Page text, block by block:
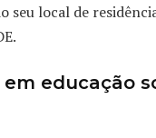
local de
educação